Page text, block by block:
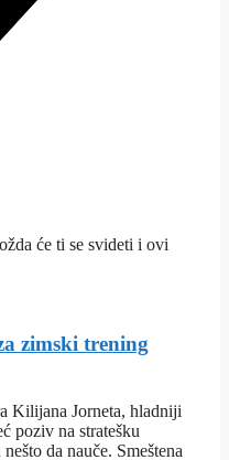
će ti se svideti i ovi
zimski trening
Kilijana Jorneta, hladniji
poziv na stratešku
da nauče. Smeštena